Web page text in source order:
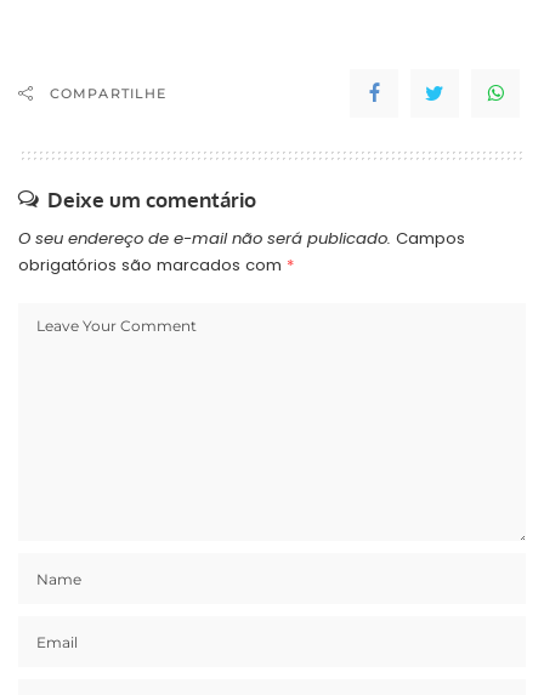
COMPARTILHE
Deixe um comentário
O seu endereço de e-mail não será publicado. Campos
obrigatórios são marcados com *